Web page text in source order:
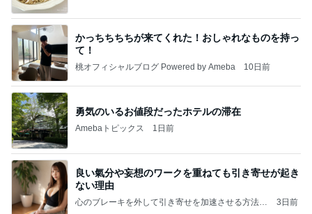
かっちちちちが来てくれた！おしゃれなものを持っ
て！
桃オフィシャルブログ Powered by Ameba 10日前
勇気のいるお値段だったホテルの滞在
Amebaトピックス 1日前
良い氣分や妄想のワークを重ねても引き寄せが起き
ない理由
心のブレーキを外して引き寄せを加速させる方法：
3日前